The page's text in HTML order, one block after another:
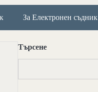
За Електронен съдник
Търсене